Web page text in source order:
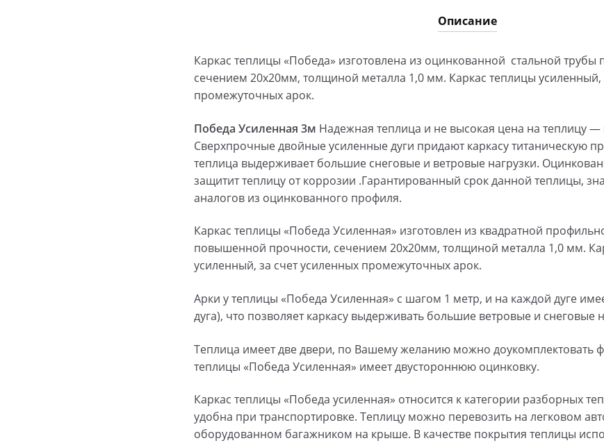
Описание
Каркас теплицы «Победа» изготовлена из оцинкованной стальной
сечением 20х20мм, толщиной металла 1,0 мм. Каркас теплицы усиленный,
промежуточных арок.
Победа Усиленная 3м Надежная теплица и не высокая цена на теплицу —
Сверхпрочные двойные усиленные дуги придают каркасу титаническую
теплица выдерживает большие снеговые и ветровые нагрузки.
защитит теплицу от коррозии .Гарантированный срок данной теплицы,
аналогов из оцинкованного профиля.
Каркас теплицы «Победа Усиленная» изготовлен из квадратной
повышенной прочности, сечением 20х20мм, толщиной металла 1,0 мм.
усиленный, за счет усиленных промежуточных арок.
Арки у теплицы «Победа Усиленная» с шагом 1 метр, и на каждой дуге
дуга), что позволяет каркасу выдерживать большие ветровые и снеговые
Теплица имеет две двери, по Вашему желанию можно доукомплектовать
теплицы «Победа Усиленная» имеет двустороннюю оцинковку.
Каркас теплицы «Победа усиленная» относится к категории разборных
удобна при транспортировке. Теплицу можно перевозить на легковом
оборудованном багажником на крыше. В качестве покрытия теплицы